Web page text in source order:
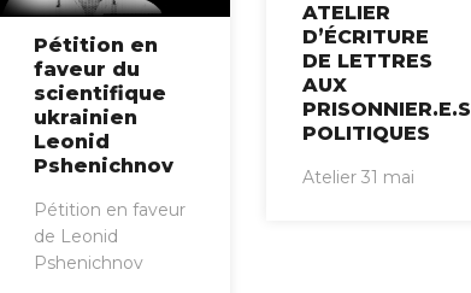
Pétition en
faveur du
scientifique
ukrainien
Leonid
Pshenichnov
Pétition en faveur
de Leonid
Pshenichnov
ATELIER
D’ÉCRITURE
DE LETTRES
AUX
PRISONNIER.E.S
POLITIQUES
Atelier 31 mai